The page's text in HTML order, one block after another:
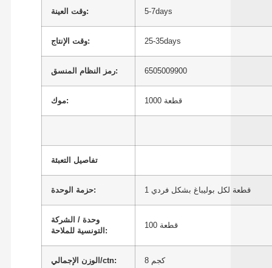
وقت العينة: 5-7days
وقت الإنتاج: 25-35days
رمز النظام المنسق: 6505009900
موك: 1000 قطعة
تفاصيل التعبئة
حزمة الوحدة: 1 قطعة لكل بوليباغ بشكل فردي
وحدة / الشركة
التونسية للملاحة:
100 قطعة
الوزن الإجمالي/ctn: 8 كجم